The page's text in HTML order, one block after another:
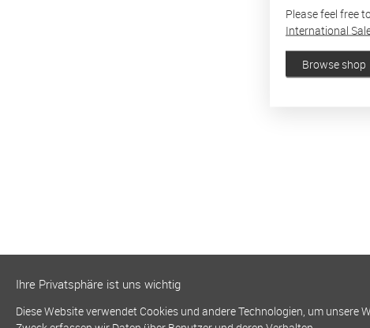
Please feel free
International
Browse shop
Ihre Privatsphäre ist uns wichtig
Diese Website verwendet Cookies und andere Technologien, um